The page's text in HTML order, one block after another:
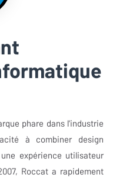
phare dans l'industrie
à combiner design
expérience utilisateur
Roccat a rapidement